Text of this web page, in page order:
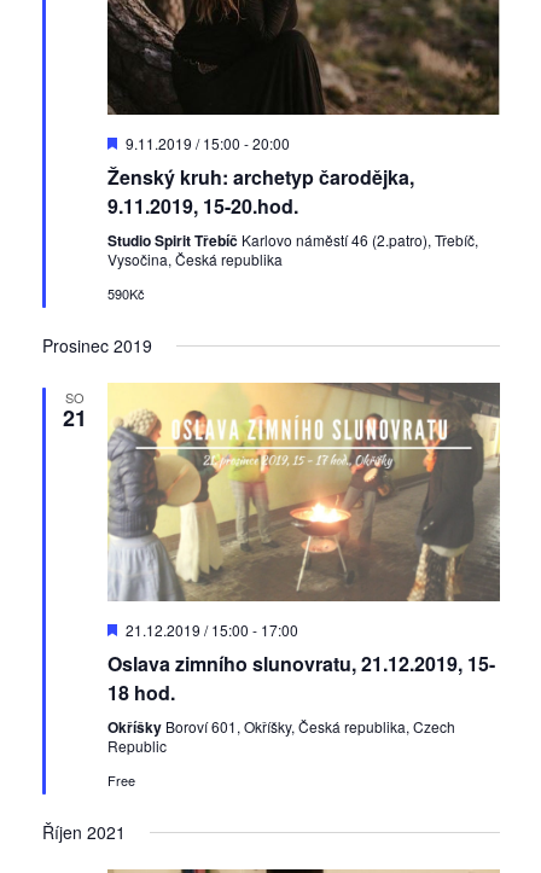
D
p
o
r
u
č
n
9.11.2019 / 15:00 -20:00
Ženský kruh: archetyp čarodějka,
9.11.2019, 15-20.hod.
Studio Spirit Třebíč Karlovo náměstí 46 (2.patro), Třebíč,
Vysočina, Česká republika
590Kč
Prosinec 2019
SO
21
D
p
o
r
u
č
n
21.12.2019 / 15:00 - 17:00
Oslava zimního slunovratu, 21.12.2019, 15-
18 hod.
Okříšky Boroví 601, Okříšky, Česká republika, Czech
Republic
Free
Říjen 2021